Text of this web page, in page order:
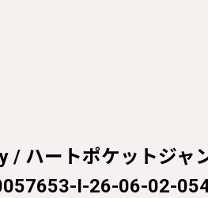
/ ハートポケットジャ
I-26-06-02-